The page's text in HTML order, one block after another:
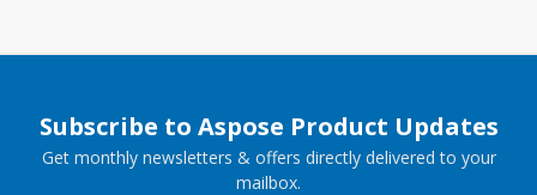
Subscribe to Aspose Product Updates
Get monthly newsletters & offers directly delivered to your
mailbox.